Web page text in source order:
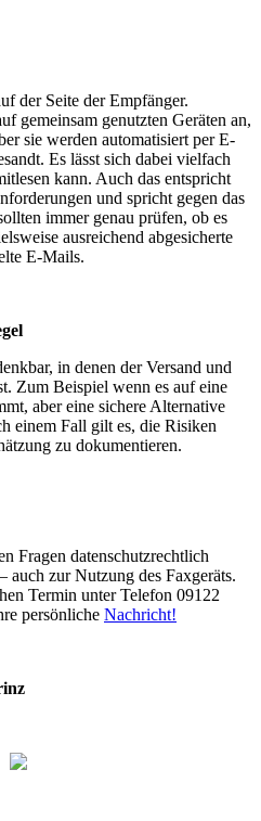
der Seite der Empfänger.
gemeinsam genutzten Geräten an,
sie werden automatisiert per E-
Es lässt sich dabei vielfach
kann. Auch das entspricht
und spricht gegen das
immer genau prüfen, ob es
ausreichend abgesicherte
E-Mails.
in denen der Versand und
Zum Beispiel wenn es auf eine
aber eine sichere Alternative
einem Fall gilt es, die Risiken
zu dokumentieren.
Fragen datenschutzrechtlich
zur Nutzung des Faxgeräts.
Termin unter Telefon 09122
persönliche Nachricht!